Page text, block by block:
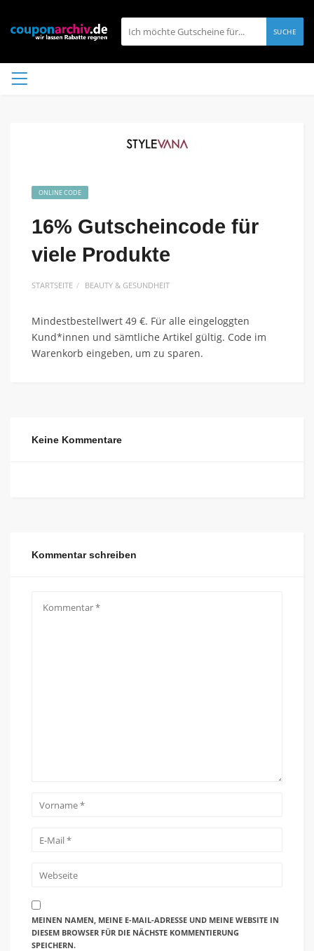
SUCHE
ONLINE CODE
16% Gutscheincode für
viele Produkte
STARTSEITE BEAUTY & GESUNDHEIT
Mindestbestellwert 49 €. Für alle eingeloggten
Kund*innen und sämtliche Artikel gültig. Code im
Warenkorb eingeben, um zu sparen.
Keine Kommentare
Kommentar schreiben
MEINEN NAMEN, MEINE E-MAIL-ADRESSE UND MEINE WEBSITE IN
DIESEM BROWSER FÜR DIE NÄCHSTE KOMMENTIERUNG
SPEICHERN.